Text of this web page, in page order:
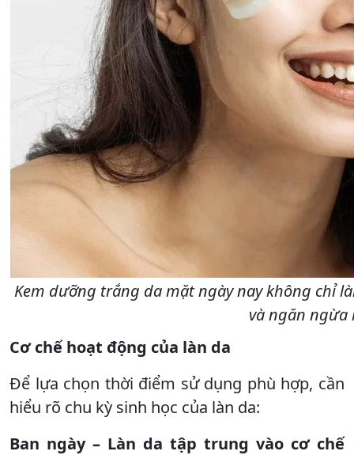
Kem dưỡng trắng da mặt ngày nay không chỉ
và ngăn ngừa
Cơ chế hoạt động của làn da
Để lựa chọn thời điểm sử dụng phù hợp, cần
hiểu rõ chu kỳ sinh học của làn da:
Ban ngày – Làn da tập trung vào cơ chế